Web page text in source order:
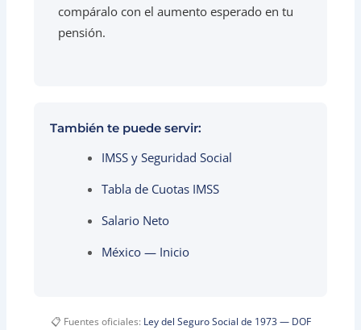
compáralo con el aumento esperado en tu
pensión.
También te puede servir:
IMSS y Seguridad Social
Tabla de Cuotas IMSS
Salario Neto
México — Inicio
📋 Fuentes oficiales: Ley del Seguro Social de 1973 — DOF